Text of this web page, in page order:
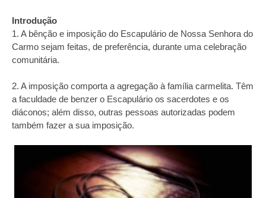
Introdução
1. A bênção e imposição do Escapulário de Nossa Senhora do
Carmo sejam feitas, de preferência, durante uma celebração
comunitária.
2. A imposição comporta a agregação à família carmelita. Têm
a faculdade de benzer o Escapulário os sacerdotes e os
diáconos; além disso, outras pessoas autorizadas podem
também fazer a sua imposição.